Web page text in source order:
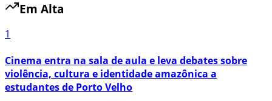
Em Alta
1
Cinema entra na sala de aula e leva debates sobre
violência, cultura e identidade amazônica a
estudantes de Porto Velho